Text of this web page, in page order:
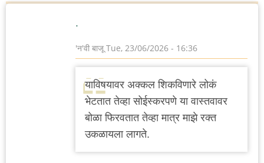
.
'न'वी बाजूTue, 23/06/2026 - 16:36
याविषयावर अक्कल शिकविणारे लोकं
भेटतात तेव्हा सोईस्करपणे या वास्तवावर
बोळा फिरवतात तेव्हा मात्र माझे रक्त
उकळायला लागते.